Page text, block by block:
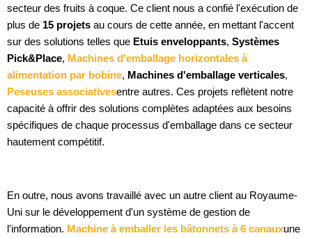
secteur des fruits à coque. Ce client nous a confié l'exécution de
plus de 15 projets au cours de cette année, en mettant l'accent
sur des solutions telles que Etuis enveloppants, Systèmes
Pick&Place, Machines d'emballage horizontales à
alimentation par bobine, Machines d'emballage verticales,
Peseuses associativesentre autres. Ces projets reflètent notre
capacité à offrir des solutions complètes adaptées aux besoins
spécifiques de chaque processus d'emballage dans ce secteur
hautement compétitif.
En outre, nous avons travaillé avec un autre client au Royaume-
Uni sur le développement d'un système de gestion de
l'information. Machine à emballer les bâtonnets à 6 canauxune